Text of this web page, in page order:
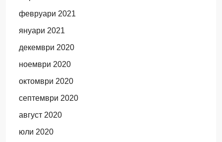
февруари 2021
януари 2021
декември 2020
ноември 2020
октомври 2020
септември 2020
август 2020
юли 2020